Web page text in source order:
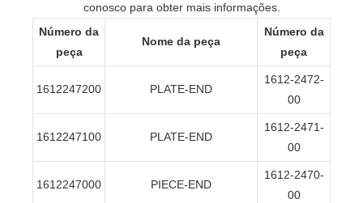
conosco para obter mais informações.
Número da
peça
Nome da peça
Número da
peça
1612247200 PLATE-END
1612-2472-
00
1612247100 PLATE-END
1612-2471-
00
1612247000 PIECE-END
1612-2470-
00